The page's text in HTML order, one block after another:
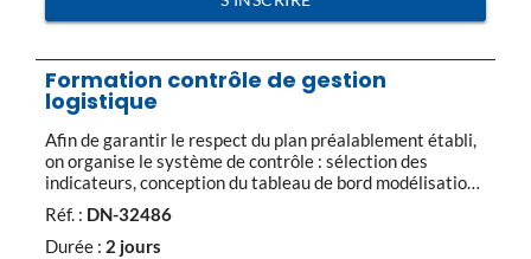
Formation contrôle de gestion
logistique
Afin de garantir le respect du plan préalablement établi,
on organise le système de contrôle : sélection des
indicateurs, conception du tableau de bord modélisation
des rapports et du circuit d’approbation… La qualité du
contrôle de gestion dépend de son intégration dans
l’activité. Partie 1 Comptabilité de gestion : Définition,
Réf. : DN-32486
Durée : 2 jours